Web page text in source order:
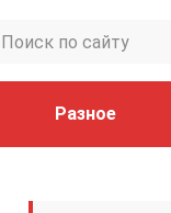
Разное